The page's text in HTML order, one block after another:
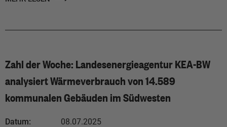
Zahl der Woche: Landesenergieagentur KEA-BW
analysiert Wärmeverbrauch von 14.589
kommunalen Gebäuden im Südwesten
Datum: 08.07.2025